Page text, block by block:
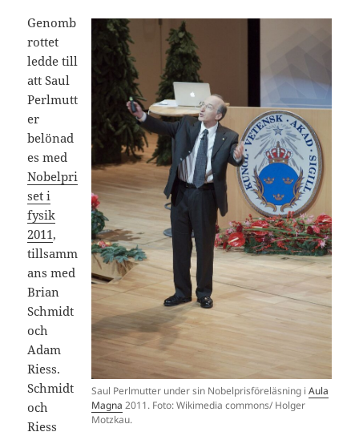
Saul Perlmutter under sin Nobelprisföreläsning i Aula
Magna 2011. Foto: Wikimedia commons/ Holger
Motzkau.
Genomb
rottet
ledde till
att Saul
Perlmutt
er
belönad
es med
Nobelpri
set i
fysik
2011,
tillsamm
ans med
Brian
Schmidt
och
Adam
Riess.
Schmidt
och
Riess